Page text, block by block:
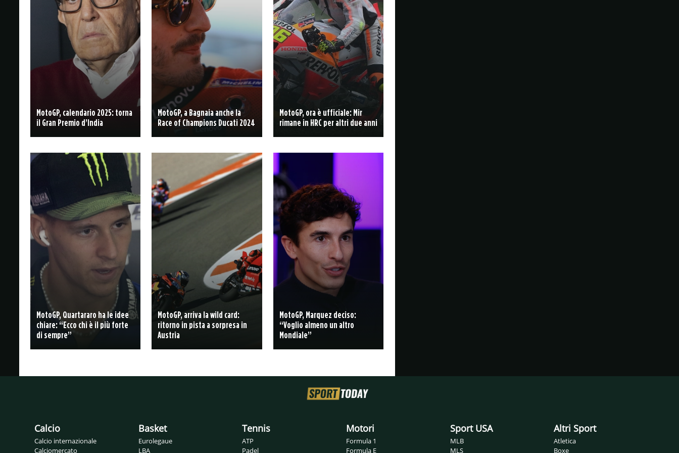
MotoGP, calendario 2025: torna
il Gran Premio d’India
MotoGP, a Bagnaia anche la
Race of Champions Ducati 2024
MotoGP, ora è ufficiale: Mir
rimane in HRC per altri due anni
MotoGP, Quartararo ha le idee
chiare: “Ecco chi è il più forte
di sempre”
MotoGP, arriva la wild card:
ritorno in pista a sorpresa in
Austria
MotoGP, Marquez deciso:
“Voglio almeno un altro
Mondiale”
Calcio
Calcio internazionale
Calciomercato
Basket
Eurolegaue
LBA
Tennis
ATP
Padel
Motori
Formula 1
Formula E
Sport USA
MLB
MLS
Altri Sport
Atletica
Boxe